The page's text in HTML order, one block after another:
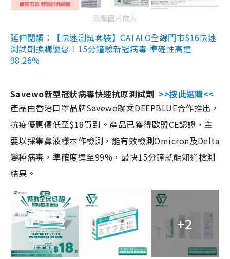
點擊圖片放大
延伸閱讀：【快速測試套裝】CATALO全線門市$16快速
測試劑換購優惠！15分鐘驗新冠病毒 準確性高達
98.26%
Savewo新型冠狀病毒快速抗原測試劑 >>按此選購<<
產品由香港口罩品牌Savewo聯乘DEEPBLUE合作推出，
抗疫優惠價低至$18買到。產品已獲得歐盟CE認證，主
要以採集鼻液樣本作檢測，能有效檢測Omicron及Delta
變種病毒，準確度達至99%，最快15分鐘就能知道檢測
結果。
+2